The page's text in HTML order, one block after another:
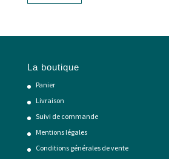
La boutique
Panier
Livraison
Suivi de commande
Mentions légales
Conditions générales de vente